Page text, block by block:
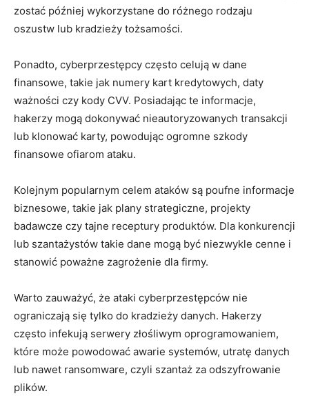
zostać później wykorzystane do różnego⁤ rodzaju
⁤oszustw lub ‌kradzieży ⁢tożsamości.
Ponadto,⁢ cyberprzestępcy często celują w dane
finansowe, takie jak numery kart kredytowych, daty
‍ważności czy ⁤kody CVV. ⁢Posiadając te informacje,
hakerzy‌ mogą ‌dokonywać nieautoryzowanych transakcji
lub klonować ‍karty, powodując ‍ogromne szkody
finansowe⁤ ofiarom⁢ ataku.
Kolejnym popularnym celem ataków‍ są⁢ poufne informacje‍
biznesowe, takie jak ⁣plany strategiczne, projekty
⁢badawcze czy ⁢tajne receptury produktów. Dla konkurencji
lub szantażystów⁣ takie dane‍ mogą być niezwykle⁤ cenne i
stanowić poważne‍ zagrożenie dla firmy.
Warto zauważyć, że ataki ‌cyberprzestępców‌ nie
ograniczają się tylko do kradzieży danych. Hakerzy‌
często‍ infekują serwery złośliwym oprogramowaniem,‌
które może powodować ⁣awarie systemów, utratę danych
lub nawet ransomware, ‌czyli‌ szantaż ⁢za​ odszyfrowanie
plików.